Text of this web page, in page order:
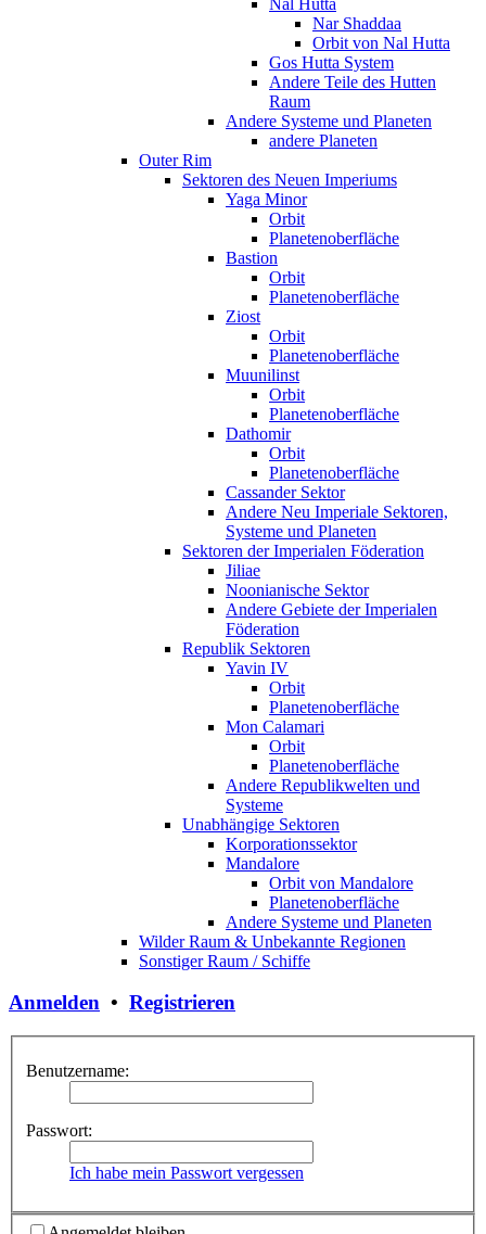
Nar Shaddaa
Orbit von Nal Hutta
Gos Hutta System
Andere Teile des Hutten
Raum
Andere Systeme und Planeten
andere Planeten
Outer Rim
Sektoren des Neuen Imperiums
Yaga Minor
Orbit
Planetenoberfläche
Bastion
Orbit
Planetenoberfläche
Ziost
Orbit
Planetenoberfläche
Muunilinst
Orbit
Planetenoberfläche
Dathomir
Orbit
Planetenoberfläche
Cassander Sektor
Andere Neu Imperiale Sektoren,
Systeme und Planeten
Sektoren der Imperialen Föderation
Jiliae
Noonianische Sektor
Andere Gebiete der Imperialen
Föderation
Republik Sektoren
Yavin IV
Orbit
Planetenoberfläche
Mon Calamari
Orbit
Planetenoberfläche
Andere Republikwelten und
Systeme
Unabhängige Sektoren
Korporationssektor
Mandalore
Orbit von Mandalore
Planetenoberfläche
Andere Systeme und Planeten
Wilder Raum & Unbekannte Regionen
Sonstiger Raum / Schiffe
Anmelden • Registrieren
Benutzername:
Passwort:
Ich habe mein Passwort vergessen